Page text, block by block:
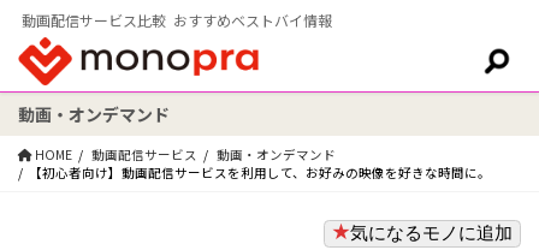
動画配信サービス比較 おすすめベストバイ情報
検索:
動画・オンデマンド
HOME 動画配信サービス
動画・オンデマンド
【初心者向け】動画配信サービスを利用して、お好みの映像を好きな時間に。
気になるモノに追加